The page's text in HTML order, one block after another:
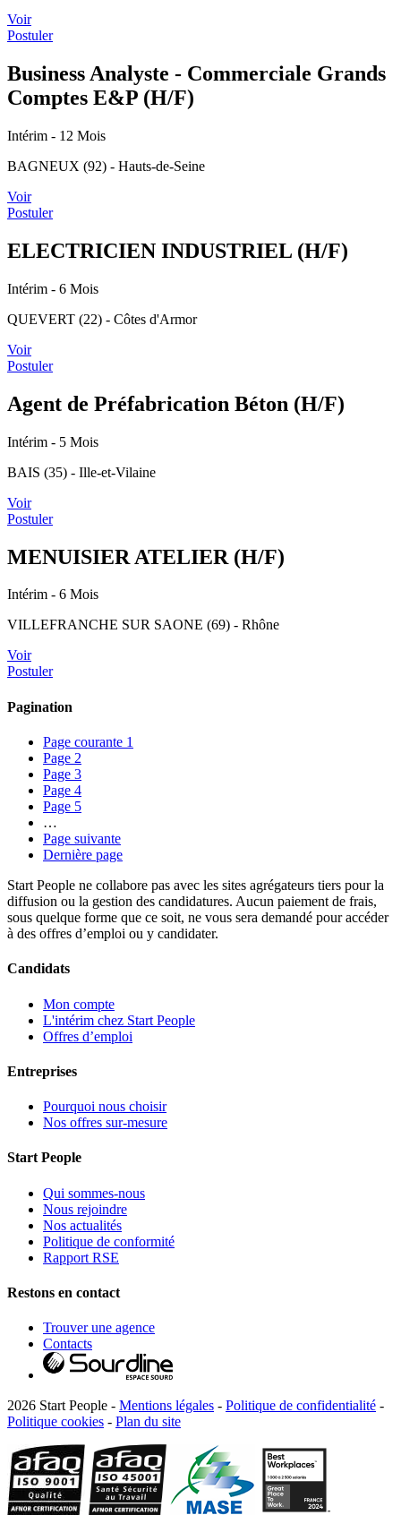
Voir
Postuler
Business Analyste - Commerciale Grands
Comptes E&P (H/F)
Intérim - 12 Mois
BAGNEUX (92) - Hauts-de-Seine
Voir
Postuler
ELECTRICIEN INDUSTRIEL (H/F)
Intérim - 6 Mois
QUEVERT (22) - Côtes d'Armor
Voir
Postuler
Agent de Préfabrication Béton (H/F)
Intérim - 5 Mois
BAIS (35) - Ille-et-Vilaine
Voir
Postuler
MENUISIER ATELIER (H/F)
Intérim - 6 Mois
VILLEFRANCHE SUR SAONE (69) - Rhône
Voir
Postuler
Pagination
Page courante 1
Page 2
Page 3
Page 4
Page 5
…
Page suivante
Dernière page
Start People ne collabore pas avec les sites agrégateurs tiers pour la
diffusion ou la gestion des candidatures. Aucun paiement de frais,
sous quelque forme que ce soit, ne vous sera demandé pour accéder
à des offres d’emploi ou y candidater.
Candidats
Mon compte
L'intérim chez Start People
Offres d’emploi
Entreprises
Pourquoi nous choisir
Nos offres sur-mesure
Start People
Qui sommes-nous
Nous rejoindre
Nos actualités
Politique de conformité
Rapport RSE
Restons en contact
Trouver une agence
Contacts
2026 Start People - Mentions légales - Politique de confidentialité -
Politique cookies - Plan du site